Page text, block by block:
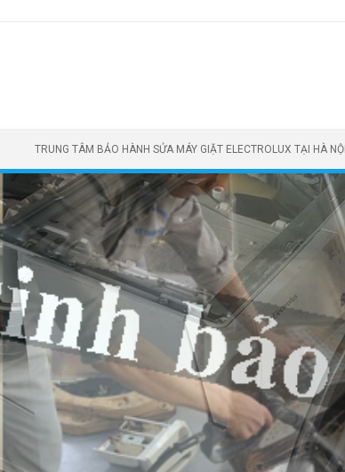
TRUNG TÂM BẢO HÀNH SỬA MÁY GIẶT ELECTROLUX TẠI HÀ NỘI